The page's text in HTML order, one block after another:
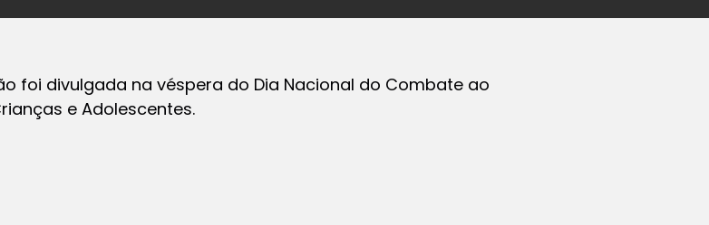
foi divulgada na véspera do Dia Nacional do Combate ao
e Adolescentes.